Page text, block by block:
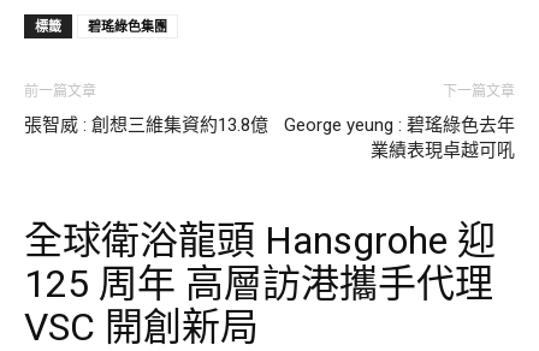
標籤 碧瑤綠色集團
前一篇文章
張智威 : 創想三維集資約13.8億
下一篇文章
George yeung : 碧瑤綠色去年
業績表現卓越可吼
全球衛浴龍頭 Hansgrohe 迎
125 周年 高層訪港攜手代理
VSC 開創新局